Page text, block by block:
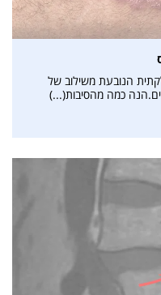
הנובעת משילוב של
כמה מהסיבות(...)